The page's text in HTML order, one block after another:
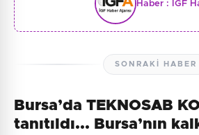
Haber : İGF
SONRAKI HABER
Bursa’da TEKNOSAB
tanıtıldı... Bursa’nın